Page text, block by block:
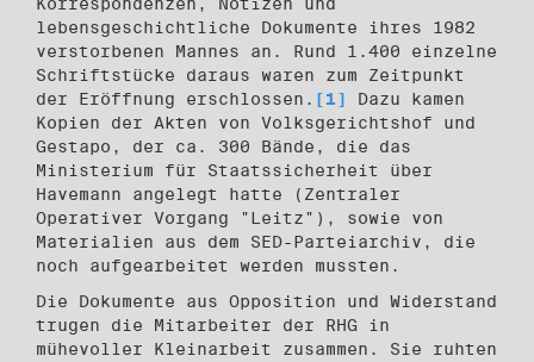
lebensgeschichtliche Dokumente ihres 1982
verstorbenen Mannes an. Rund 1.400 einzelne
Schriftstücke daraus waren zum Zeitpunkt
der Eröffnung erschlossen. [1]
Dazu kamen
Kopien der Akten von Volksgerichtshof und
Gestapo, der ca. 300 Bände, die das
Ministerium für Staatssicherheit über
Havemann angelegt hatte (Zentraler
Operativer Vorgang "Leitz"), sowie von
Materialien aus dem SED-Parteiarchiv, die
noch aufgearbeitet werden mussten.
Die Dokumente aus Opposition und Widerstand
trugen die Mitarbeiter der RHG in
mühevoller Kleinarbeit zusammen. Sie ruhten